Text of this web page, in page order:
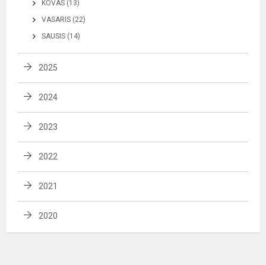
KOVAS (13)
VASARIS (22)
SAUSIS (14)
2025
2024
2023
2022
2021
2020